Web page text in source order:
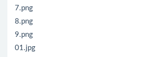
7.png
8.png
9.png
01.jpg